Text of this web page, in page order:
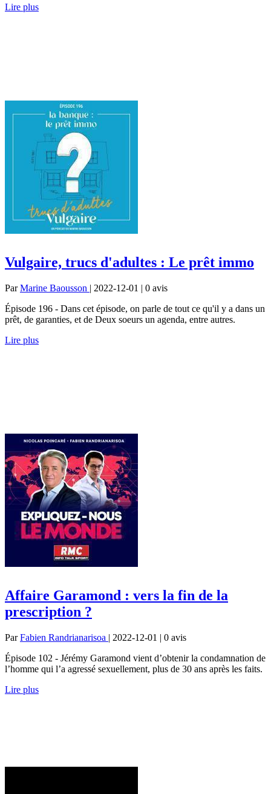
Lire plus
Vulgaire, trucs d'adultes : Le prêt immo
ParMarine Baousson | 2022-12-01 | 0 avis
Épisode 196 - Dans cet épisode, on parle de tout ce qu'il y a dans un
prêt, de garanties, et de Deux soeurs un agenda, entre autres.
Lire plus
Affaire Garamond : vers la fin de la
prescription ?
ParFabien Randrianarisoa | 2022-12-01 | 0 avis
Épisode 102 - Jérémy Garamond vient d’obtenir la condamnation de
l’homme qui l’a agressé sexuellement, plus de 30 ans après les faits.
Lire plus